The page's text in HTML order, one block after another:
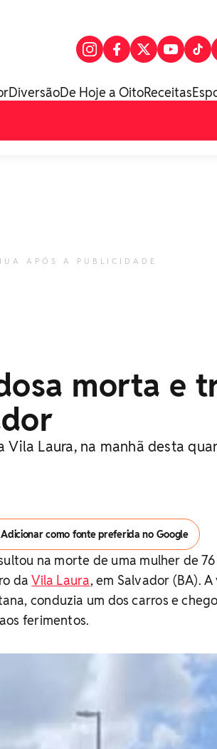
DiversãoDe Hoje a OitoReceitas
APÓS A PUBLICIDADE
morta e
Laura, na manhã desta
Adicionar como fonte preferida no Google
na morte de uma mulher de 76
daVila Laura, em Salvador (BA).
conduzia um dos carros e
ferimentos.